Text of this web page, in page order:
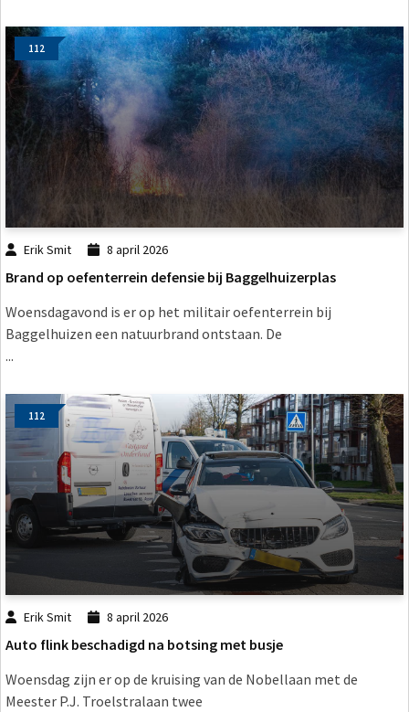
112
Erik Smit 8 april 2026
Brand op oefenterrein defensie bij Baggelhuizerplas
Woensdagavond is er op het militair oefenterrein bij
Baggelhuizen een natuurbrand ontstaan. De
...
112
Erik Smit 8 april 2026
Auto flink beschadigd na botsing met busje
Woensdag zijn er op de kruising van de Nobellaan met de
Meester P.J. Troelstralaan twee